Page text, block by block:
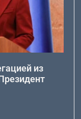
из